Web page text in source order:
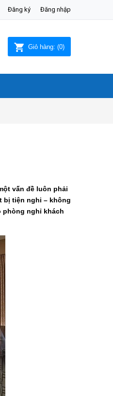
Đăng ký Đăng nhập
Giỏ hàng: (0)
vấn đề luôn phải
bị tiện nghi – không
phòng nghỉ khách